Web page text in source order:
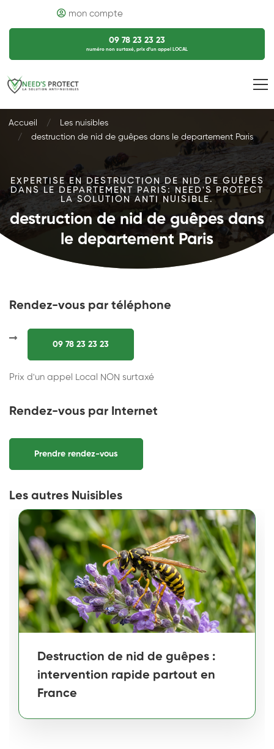
mon compte
09 78 23 23 23
numéro non surtaxé, prix d’un appel LOCAL
Accueil
Les nuisibles
destruction de nid de guêpes dans le departement Paris
EXPERTISE EN DESTRUCTION DE NID DE GUÊPES
DANS LE DEPARTEMENT PARIS: NEED'S PROTECT
LA SOLUTION ANTI NUISIBLE.
destruction de nid de guêpes dans
le departement Paris
Rendez-vous par téléphone
09 78 23 23 23
Prix d'un appel Local NON surtaxé
Rendez-vous par Internet
Prendre rendez-vous
Les autres Nuisibles
Destruction de nid de guêpes :
intervention rapide partout en
France